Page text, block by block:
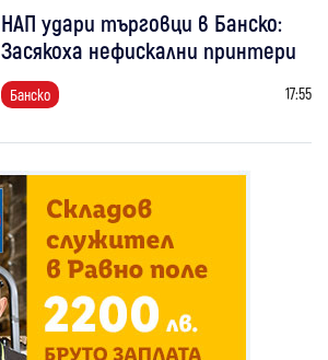
НАП удари търговци в Банско:
Засякоха нефискални принтери
Банско 17:55